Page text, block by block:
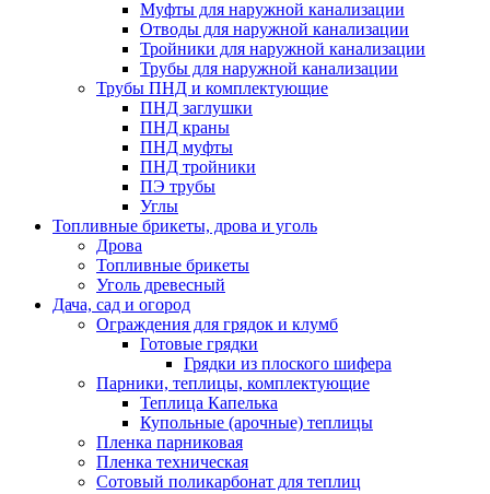
Муфты для наружной канализации
Отводы для наружной канализации
Тройники для наружной канализации
Трубы для наружной канализации
Трубы ПНД и комплектующие
ПНД заглушки
ПНД краны
ПНД муфты
ПНД тройники
ПЭ трубы
Углы
Топливные брикеты, дрова и уголь
Дрова
Топливные брикеты
Уголь древесный
Дача, сад и огород
Ограждения для грядок и клумб
Готовые грядки
Грядки из плоского шифера
Парники, теплицы, комплектующие
Теплица Капелька
Купольные (арочные) теплицы
Пленка парниковая
Пленка техническая
Сотовый поликарбонат для теплиц